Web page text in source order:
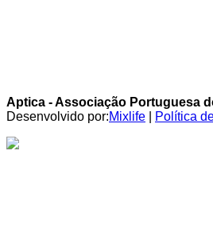
Aptica - Associação Portuguesa
Desenvolvido por:Mixlife Política